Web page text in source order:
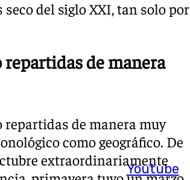
Youtube
seco del siglo XXI, tan solo por
repartidas de manera
repartidas de manera muy
como geográfico. De
extraordinariamente